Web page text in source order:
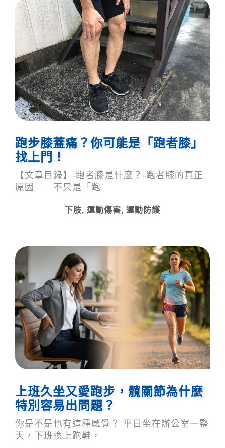
跑步膝蓋痛？你可能是「跑者膝」
找上門！
【文章目錄】-跑者膝是什麼？-跑者膝的真正
原因——不只是「跑
下肢, 運動傷害, 運動防護
上班久坐又愛跑步，髖關節為什麼
特別容易出問題？
你是不是也有這種感覺？ 平日坐在辦公室一整
天，下班換上跑鞋，